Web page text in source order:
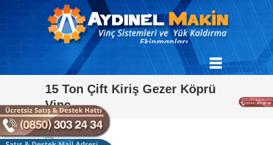
15 Ton Çift Kiriş Gezer Köprü
Vinç